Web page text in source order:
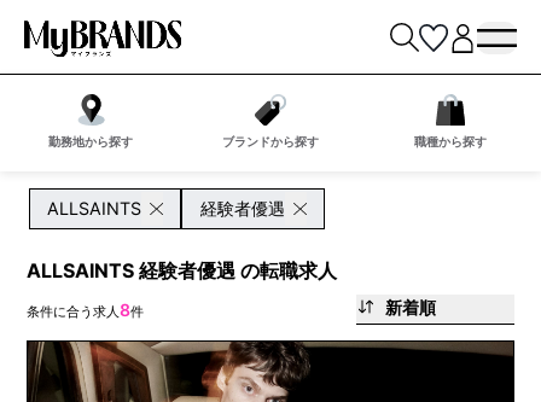
勤務地から探す ブランドから探す 職種から探す
ALLSAINTS 経験者優遇
ALLSAINTS 経験者優遇 の転職求人
条件に合う求人8件 新着順